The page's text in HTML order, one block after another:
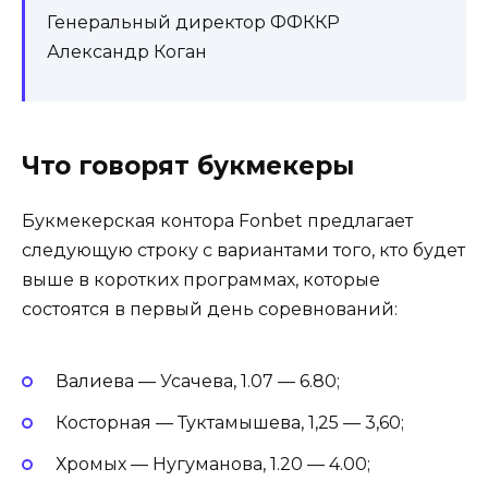
Генеральный директор ФФККР
Александр Коган
Что говорят букмекеры
Букмекерская контора Fonbet предлагает
следующую строку с вариантами того, кто будет
выше в коротких программах, которые
состоятся в первый день соревнований:
Валиева — Усачева, 1.07 — 6.80;
Косторная — Туктамышева, 1,25 — 3,60;
Хромых — Нугуманова, 1.20 — 4.00;